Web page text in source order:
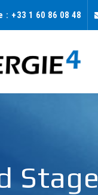
: +33 1 60 86 08 48
Stage